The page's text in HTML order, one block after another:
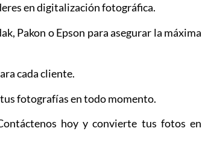
en digitalización fotográfica.
Pakon o Epson para asegurar la máxima
cada cliente.
fotografías en todo momento.
hoy y convierte tus fotos en